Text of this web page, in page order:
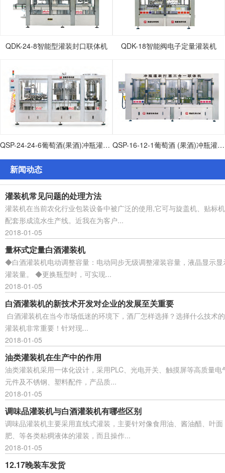
QDK-24-8智能型灌装封口联体机 QDK-18智能阀电子定量灌装机
QSP-24-24-6葡萄酒(果酒)冲瓶灌装打塞联体机 QSP-16-12-1葡萄酒 (果酒)冲瓶灌装打塞联体机
新闻动态
灌装机常见问题的处理方法
灌装机在当前农化行业包装设备中被广泛的使用,它可与旋盖机、贴标机
配套形成流水生产线。近我在为客户...
2018-01-05
量杯式定量白酒灌装机
◆白酒灌装机电动调整容量：电动同步无级调整灌装容量，液晶显示显
灌装量。 ◆更换瓶型时，可实现...
2018-01-05
白酒灌装机的新技术开发对企业的发展至关重要
白酒灌装机在当今市场低迷的环境下，酒厂怎样选择？选择什么技术的
灌装机非常重要！针对现...
2018-01-05
油类灌装机在生产中的作用
油类灌装机采用一体化设计，采用PLC、光电开关、触摸屏等高质量电
元件及不锈钢、塑料配件，产品质...
2018-01-05
调味品灌装机与白酒灌装机有哪些区别
调味品灌装机主要采用直线式灌装，主要针对像食用油、酱油醋、叶面
肥、等各类粘稠液体的灌装，而且操作...
2018-01-05
12.17晚装车发货